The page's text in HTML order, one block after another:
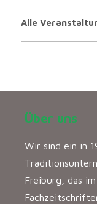
Alle
Über uns
Wir sind ein in
Freiburg, das